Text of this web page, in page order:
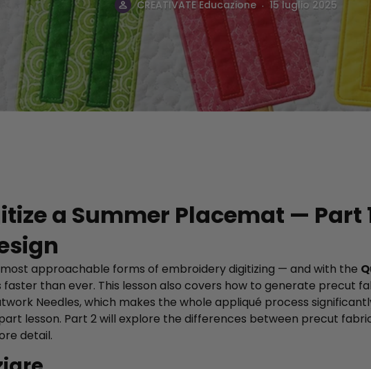
CREATIVATE Educazione 15 luglio 2025
a Summer Placemat — Part
approachable forms of embroidery digitizing — and with the
faster than ever. This lesson also covers how to generate precut
Needles, which makes the whole appliqué process
lesson. Part 2 will explore the differences between precut
detail.